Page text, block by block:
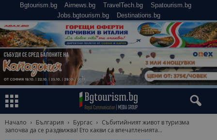
Bgtourism.bg Airnews.bg TravelTech.bg
Spatourism.bg
Jobs.bgtourism.bg
Destinations.bg
Начало България Бургас
Събитийният живот в туризма
започва да се раздвижва! Ето какви са впечатленията...